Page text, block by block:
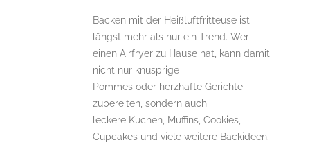
Backen mit der Heißluftfritteuse ist
längst mehr als nur ein Trend. Wer
einen Airfryer zu Hause hat, kann damit
nicht nur knusprige
Pommes oder herzhafte Gerichte
zubereiten, sondern auch
leckere Kuchen, Muffins, Cookies,
Cupcakes und viele weitere Backideen.